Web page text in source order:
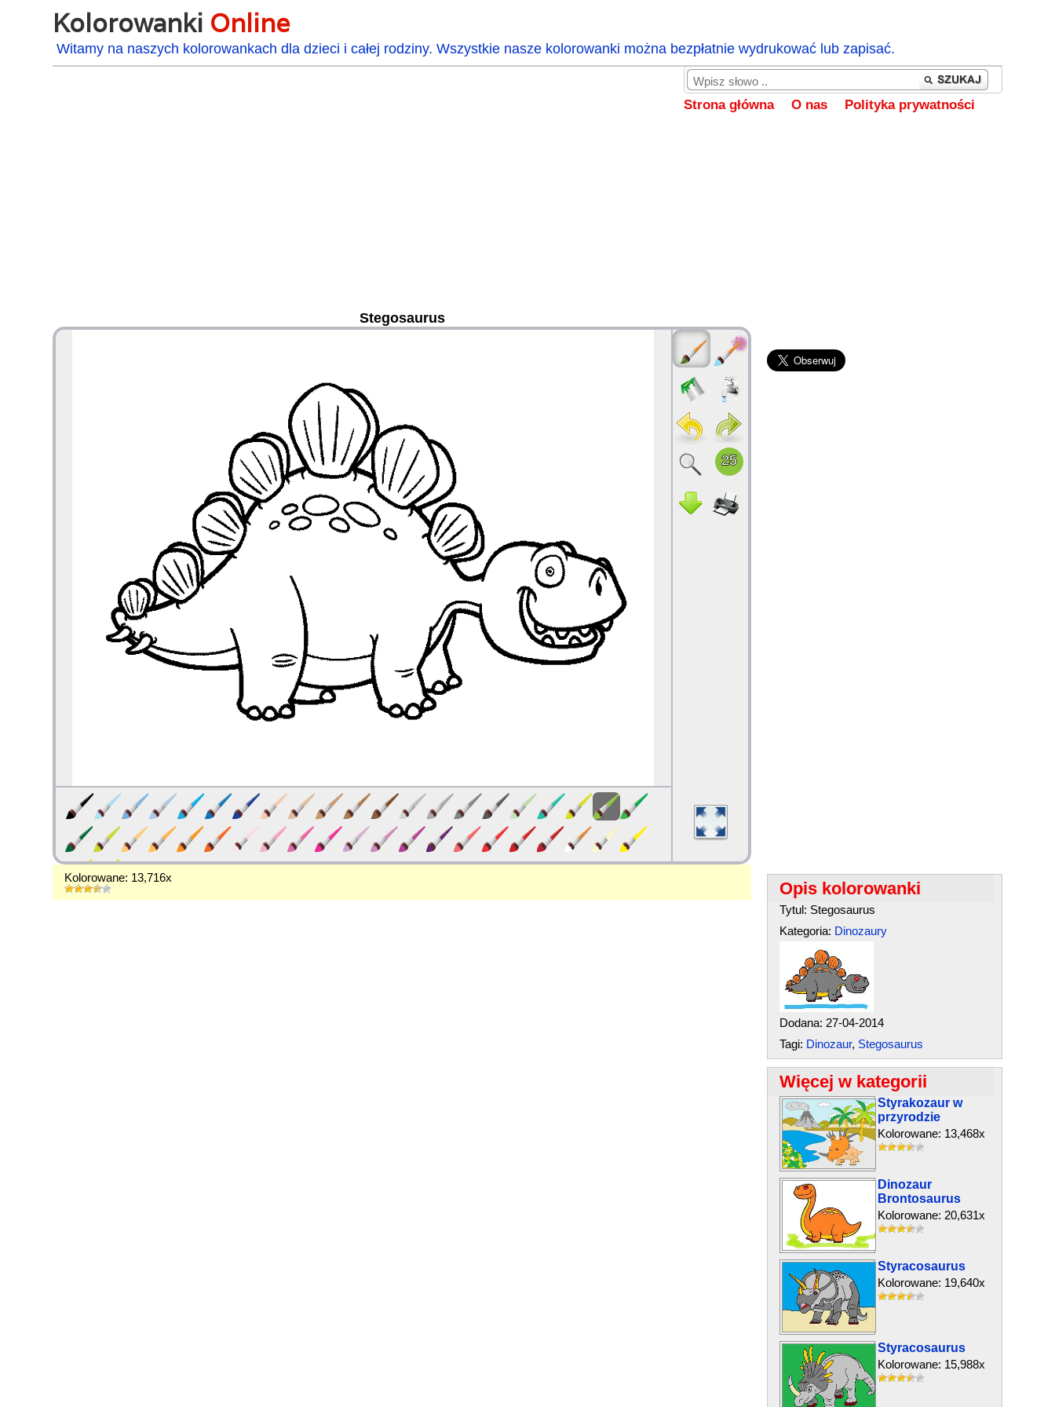
Kolorowanki Online
Witamy na naszych kolorowankach dla dzieci i całej rodziny. Wszystkie nasze kolorowanki można bezpłatnie wydrukować lub zapisać.
Strona główna O nas Polityka prywatności
Stegosaurus
Kolorowane: 13,716x
Opis kolorowanki
Tytul: Stegosaurus
Kategoria: Dinozaury
Dodana: 27-04-2014
Tagi: Dinozaur, Stegosaurus
Więcej w kategorii
Styrakozaur w
przyrodzie
Kolorowane: 13,468x
Dinozaur
Brontosaurus
Kolorowane: 20,631x
Styracosaurus
Kolorowane: 19,640x
Styracosaurus
Kolorowane: 15,988x